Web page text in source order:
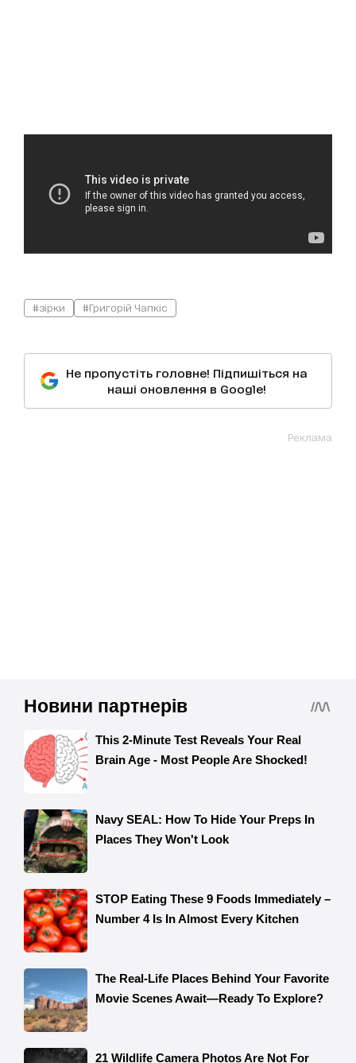
#зірки #Григорій Чапкіс
Не пропустіть головне! Підпишіться на
наші оновлення в Google!
Реклама